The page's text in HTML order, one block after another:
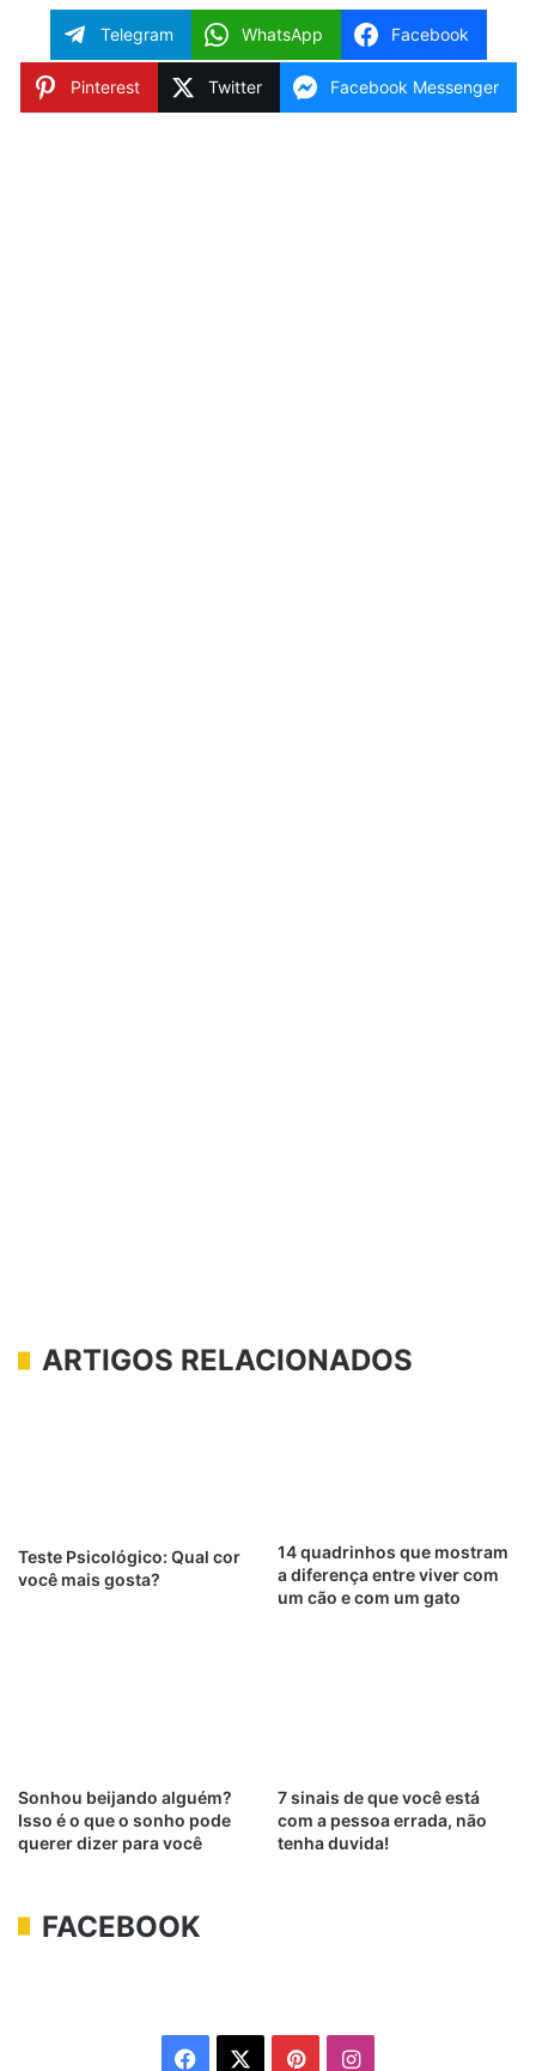
Telegram WhatsApp Facebook
Pinterest Twitter Facebook Messenger
ARTIGOS RELACIONADOS
Teste Psicológico: Qual cor
você mais gosta?
14 quadrinhos que mostram
a diferença entre viver com
um cão e com um gato
Sonhou beijando alguém?
Isso é o que o sonho pode
querer dizer para você
7 sinais de que você está
com a pessoa errada, não
tenha duvida!
FACEBOOK
Facebook PinterestInstagram